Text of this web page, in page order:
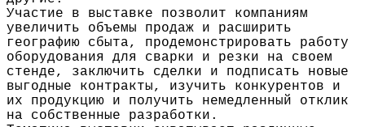
Участие в выставке позволит компаниям
увеличить объемы продаж и расширить
географию сбыта, продемонстрировать работу
оборудования для сварки и резки на своем
стенде, заключить сделки и подписать новые
выгодные контракты, изучить конкурентов и
их продукцию и получить немедленный отклик
на собственные разработки.